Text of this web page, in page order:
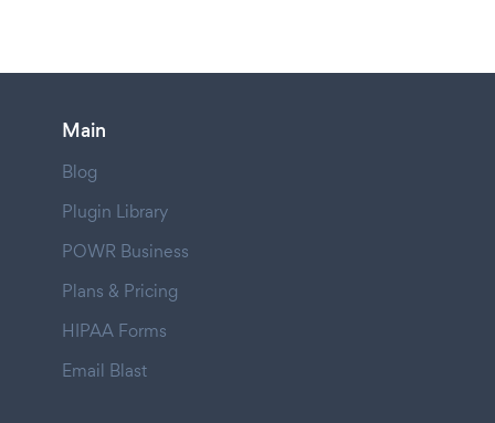
Main
Blog
Plugin Library
POWR Business
Plans & Pricing
HIPAA Forms
Email Blast